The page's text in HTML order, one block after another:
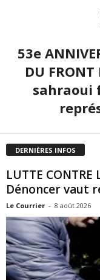
53e
DU
sahraoui
DERNIÈRES INFOS
LUTTE CONTRE
Dénoncer vaut
Le Courrier - 8 août 2026